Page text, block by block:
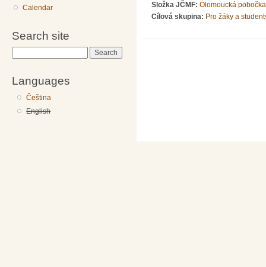
Calendar
Search site
Languages
Čeština
English
Složka JČMF: Olomoucká pobočka
Cílová skupina: Pro žáky a